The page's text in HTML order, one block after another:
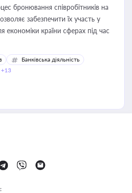
бронювання співробітників на
забезпечити їх участь у
економіки країни сферах під час
Банківська діяльність
+13